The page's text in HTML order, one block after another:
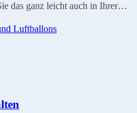
das ganz leicht auch in Ihrer…